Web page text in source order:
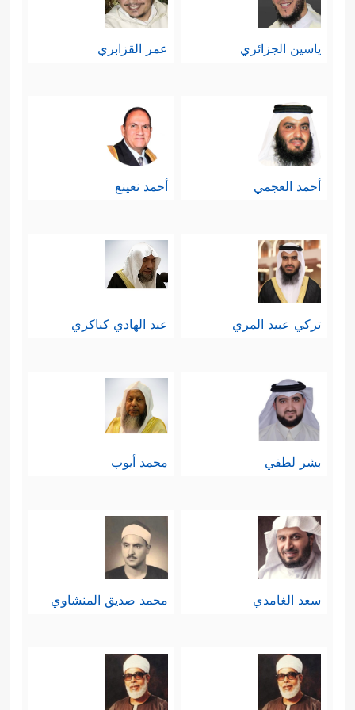
أنتم البشر، وخلق السموات والأرض وما
فيهن ومَن فيهنَّ؟
وحدانية الله وتفرُّده في الخلق، لَيَقُود
بالبداهة إلى نتيجة أنَّ هذا الخلق إنَّما هو
ملكٌ لله بحُكم أنَّه مخلوق لله
ٱلسَّمَـٰوَ ٰ⁠تِ وَمَا فِی ٱلۡأَرۡضِۚ وَإِنَّ ٱللَّهَ لَهُوَ ٱلۡغَنِیُّ
ٱلۡحَمِیدُ﴾.
خامسًا: بناء على ما تقدَّم؛ فالذي يخلق
وملكه، يختار لهم ما يشاء، وينهاهم عمَّا
يشاء، ويعلَم سرَّهم ونجواهم، ويُحاسِبهم
على أعمالهم ومواقفهم، وهذه هي
يُثمِرُ العبادة والطاعة والعمل الصالح
﴿لِّكُلِّ أُمَّةࣲ جَعَلۡنَا مَنسَكًا هُمۡ نَاسِكُوهُۖ فَلَا یُنَـٰزِعُنَّكَ فِی
ٱلۡأَمۡرِۚ وَٱدۡعُ إِلَىٰ رَبِّكَۖ إِنَّكَ لَعَلَىٰ هُدࣰى مُّسۡتَقِیمࣲ
﴿٦٨﴾
ٱللَّهُ یَحۡكُمُ بَیۡنَكُمۡ یَوۡمَ ٱلۡقِیَـٰمَةِ فِیمَا كُنتُمۡ فِیهِ
تَخۡتَلِفُونَ
أَلَمۡ تَعۡلَمۡ أَنَّ ٱللَّهَ یَعۡلَمُ مَا فِی
ياسين الجزائري عمر القزابري
أحمد العجمي أحمد نعينع
تركي عبيد المري عبد الهادي كناكري
بشر لطفي محمد أيوب
سعد الغامدي محمد صديق المنشاوي